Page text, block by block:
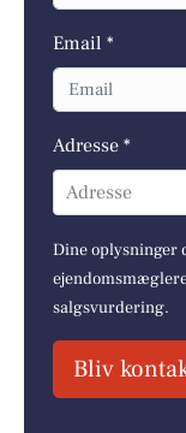
Email *
Adresse *
Adresse
Dine oplysninger
salgsvurdering.
Bliv